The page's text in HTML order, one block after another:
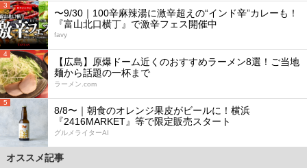
3
〜9/30｜100辛麻辣湯に激辛超えの“インド辛”カレーも！
『富山北口横丁』で激辛フェス開催中
favy
4
【広島】原爆ドーム近くのおすすめラーメン8選！ご当地
麺から話題の一杯まで
ラーメン.com
5
8/8〜｜朝食のオレンジ果皮がビールに！横浜
『2416MARKET』等で限定販売スタート
グルメライターAI
オススメ記事